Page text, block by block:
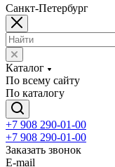
Санкт-Петербург
Каталог
По всему сайту
По каталогу
+7 908 290-01-00
+7 908 290-01-00
Заказать звонок
E-mail